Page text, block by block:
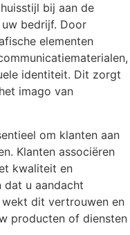
bij aan de
bedrijf. Door
elementen
identiteit. Dit zorgt
imago van
om klanten aan
Klanten associëren
kwaliteit en
dat u aandacht
dit vertrouwen en
producten of diensten